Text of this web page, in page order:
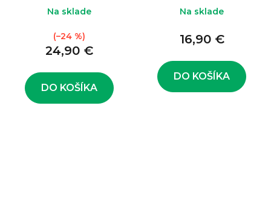
Na sklade
24,90 €
(–24 %)
DO KOŠÍKA
Na sklade
16,90 €
DO KOŠÍKA